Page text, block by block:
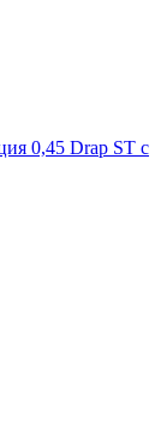
0,45 Drap ST с